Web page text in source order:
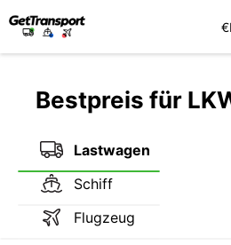
€
Bestpreis für
Lastwagen
Schiff
Flugzeug